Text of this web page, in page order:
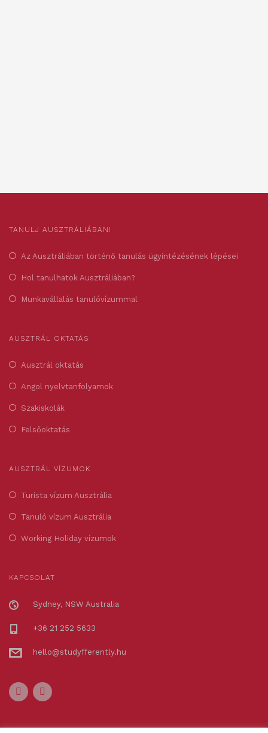
TANULJ AUSZTRÁLIÁBAN!
Az Ausztráliában történő tanulás ügyintézésének lépései
Hol tanulhatok Ausztráliában?
Munkavállalás tanulóvízummal
AUSZTRÁL OKTATÁS
Ausztrál oktatás
Angol nyelvtanfolyamok
Szakiskolák
Felsőoktatás
AUSZTRÁL VÍZUMOK
Turista vízum Ausztrália
Tanuló vízum Ausztrália
Working Holiday vízumok
KAPCSOLAT
Sydney, NSW Australia
+36 21 252 5633
hello@studyfferently.hu